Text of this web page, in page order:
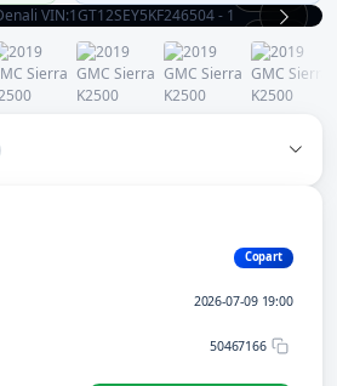
Copart
2026-07-09 19:00
50467166